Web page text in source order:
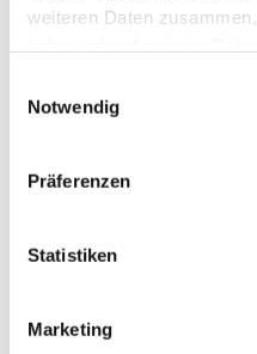
weiteren Daten
Notwendig
Präferenzen
Statistiken
Marketing
Vergleich Einfach- und
Unten: W/O/W